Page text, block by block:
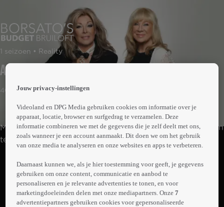
page
1 seizoen • Reality
Aflevering 1
40min
Mary Borsato en Betty de Groot schieten verliefde stellen
te hulp met het organiseren van de perfecte
Meer
info
Jouw privacy-instellingen
Videoland en DPG Media gebruiken cookies om informatie over je
apparaat, locatie, browser en surfgedrag te verzamelen. Deze
informatie combineren we met de gegevens die je zelf deelt met ons,
zoals wanneer je een account aanmaakt. Dit doen we om het gebruik
van onze media te analyseren en onze websites en apps te verbeteren.
Daarnaast kunnen we, als je hier toestemming voor geeft, je gegevens
gebruiken om onze content, communicatie en aanbod te
personaliseren en je relevante advertenties te tonen, en voor
marketingdoeleinden delen met onze mediapartners. Onze7
advertentiepartners gebruiken cookies voor gepersonaliseerde